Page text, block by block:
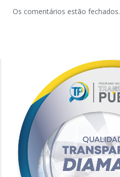
Os comentários estão fechados.